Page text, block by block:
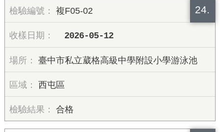
24.
複F05-02
2026-05-12
臺中市私立葳格高級中學附設小學游泳池
西屯區
合格